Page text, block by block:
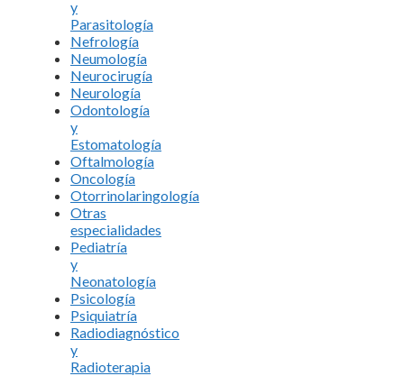
y
Parasitología
Nefrología
Neumología
Neurocirugía
Neurología
Odontología
y
Estomatología
Oftalmología
Oncología
Otorrinolaringología
Otras
especialidades
Pediatría
y
Neonatología
Psicología
Psiquiatría
Radiodiagnóstico
y
Radioterapia